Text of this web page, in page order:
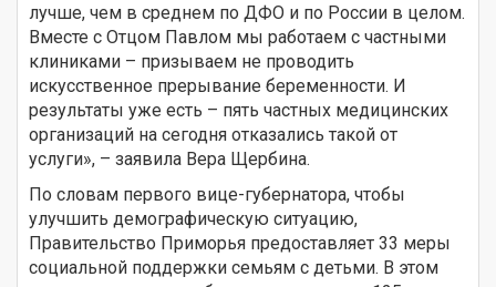
лучше, чем в среднем по ДФО и по России в целом.
Вместе с Отцом Павлом мы работаем с частными
клиниками – призываем не проводить
искусственное прерывание беременности. И
результаты уже есть – пять частных медицинских
организаций на сегодня отказались такой от
услуги», – заявила Вера Щербина.
По словам первого вице-губернатора, чтобы
улучшить демографическую ситуацию,
Правительство Приморья предоставляет 33 меры
социальной поддержки семьям с детьми. В этом